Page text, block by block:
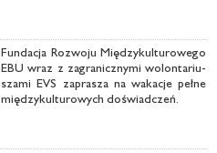
Fun­da­cja Roz­wo­ju Mię­dzy­kul­tu­ro­we­go
EBU wraz z za­gra­nicz­ny­mi wo­lon­ta­riu­
sza­mi EVS za­pra­sza na wa­ka­cje peł­ne
mię­dzy­kul­tu­ro­wych do­świad­czeń.